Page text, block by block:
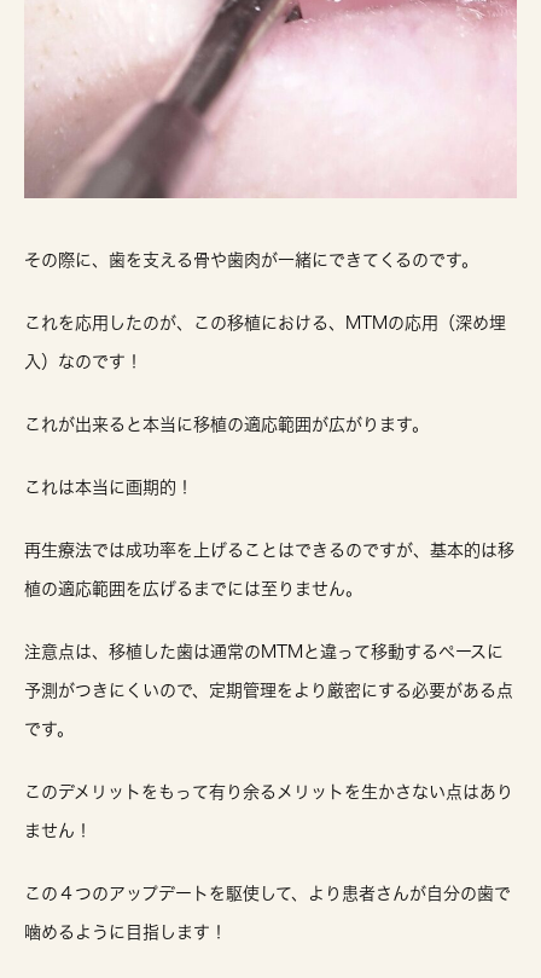
その際に、歯を支える骨や歯肉が一緒にできてくるのです。
これを応用したのが、この移植における、MTMの応用（深め埋
入）なのです！
これが出来ると本当に移植の適応範囲が広がります。
これは本当に画期的！
再生療法では成功率を上げることはできるのですが、基本的は移
植の適応範囲を広げるまでには至りません。
注意点は、移植した歯は通常のMTMと違って移動するペースに
予測がつきにくいので、定期管理をより厳密にする必要がある点
です。
このデメリットをもって有り余るメリットを生かさない点はあり
ません！
この４つのアップデートを駆使して、より患者さんが自分の歯で
噛めるように目指します！